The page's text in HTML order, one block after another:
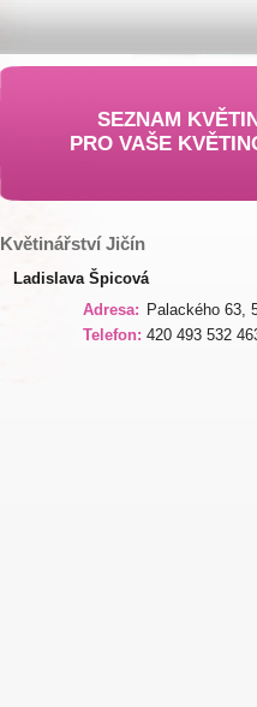
SEZNAM
PRO VAŠE
Květinářství Jičín
Ladislava Špicová
Adresa: Palackého 63,
Telefon: 420 493 532